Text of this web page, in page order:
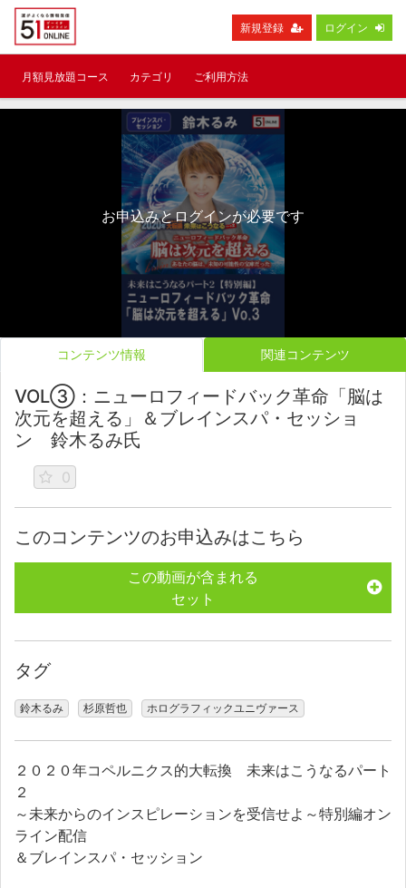
新規登録 ログイン
月額見放題コース カテゴリ ご利用方法
お申込みとログインが必要です
コンテンツ情報 関連コンテンツ
VOL③：ニューロフィードバック革命「脳は
次元を超える」＆ブレインスパ・セッショ
ン 鈴木るみ氏
0
このコンテンツのお申込みはこちら
この動画が含まれる
セット
タグ
鈴木るみ 杉原哲也 ホログラフィックユニヴァース
２０２０年コペルニクス的大転換 未来はこうなるパート
２
～未来からのインスピレーションを受信せよ～特別編オン
ライン配信
＆ブレインスパ・セッション